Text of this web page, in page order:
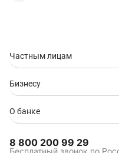
Частным лицам
Бизнесу
О банке
8 800 200 99 29
Бесплатный звонок по